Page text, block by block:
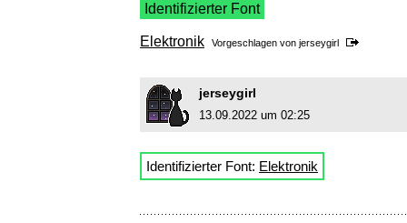
Identifizierter Font
Elektronik Vorgeschlagen von jerseygirl
jerseygirl
13.09.2022 um 02:25
Identifizierter Font: Elektronik